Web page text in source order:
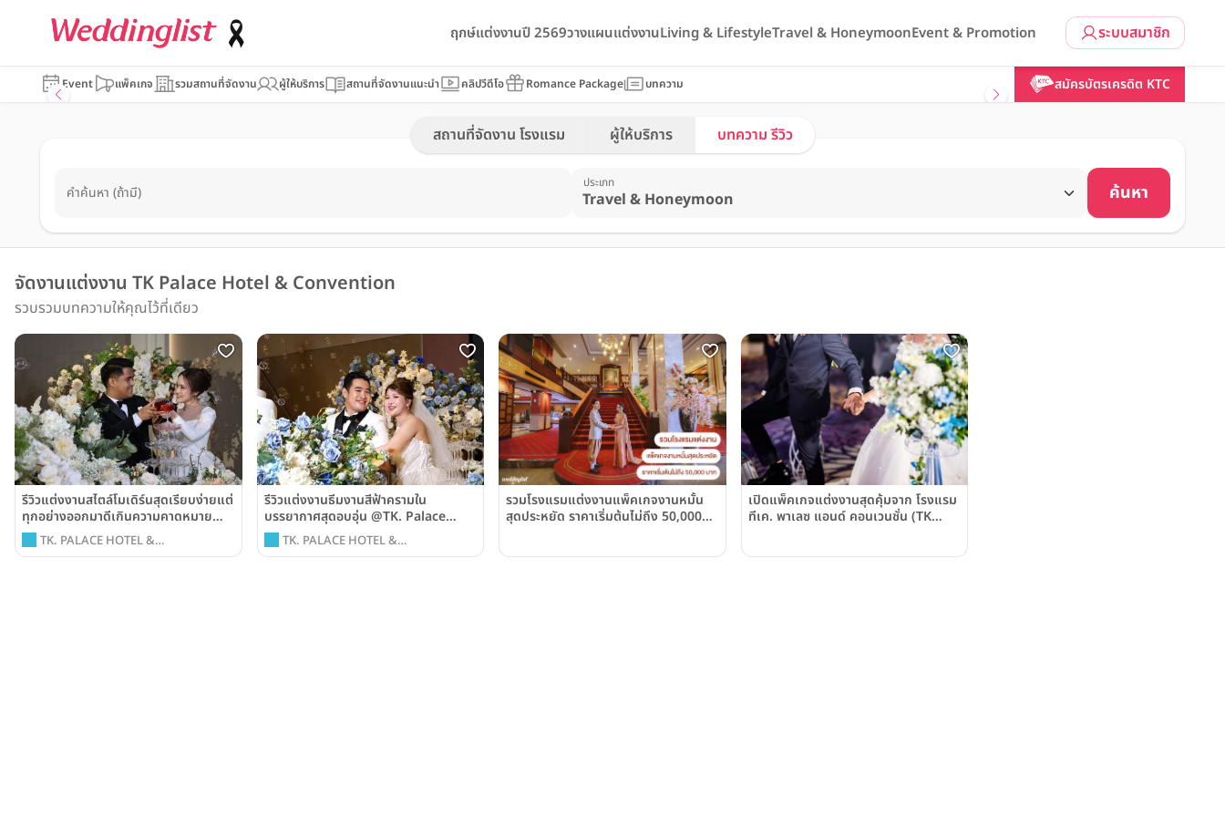
ระบบสมาชิก
ฤกษ์แต่งงานปี 2569วางแผนแต่งงานLiving & LifestyleTravel & HoneymoonEvent & Promotion
Event แพ็คเกจ รวมสถานที่จัดงาน ผู้ให้บริการ สถานที่จัดงานแนะนำ คลิปวีดีโอ Romance Package บทความ สมัครบัตรเครดิต KTC
สถานที่จัดงาน โรงแรม ผู้ให้บริการ บทความ รีวิว
คำค้นหา (ถ้ามี)
ประเภท ค้นหา
จัดงานแต่งงาน TK Palace Hotel & Convention
รวบรวมบทความให้คุณไว้ที่เดียว
รีวิวแต่งงานสไตล์โมเดิร์นสุดเรียบง่ายแต่
ทุกอย่างออกมาดีเกินความคาดหมาย
@TK. Palace Hotel & Convention
TK. PALACE HOTEL &
CONVENTION
รีวิวแต่งงานธีมงานสีฟ้าครามใน
บรรยากาศสุดอบอุ่น @TK. Palace
Hotel & Convention
TK. PALACE HOTEL &
CONVENTION
รวมโรงแรมแต่งงานแพ็คเกจงานหมั้น
สุดประหยัด ราคาเริ่มต้นไม่ถึง 50,000
เปิดแพ็คเกจแต่งงานสุดคุ้มจาก โรงแรม
ทีเค. พาเลซ แอนด์ คอนเวนชั่น (TK